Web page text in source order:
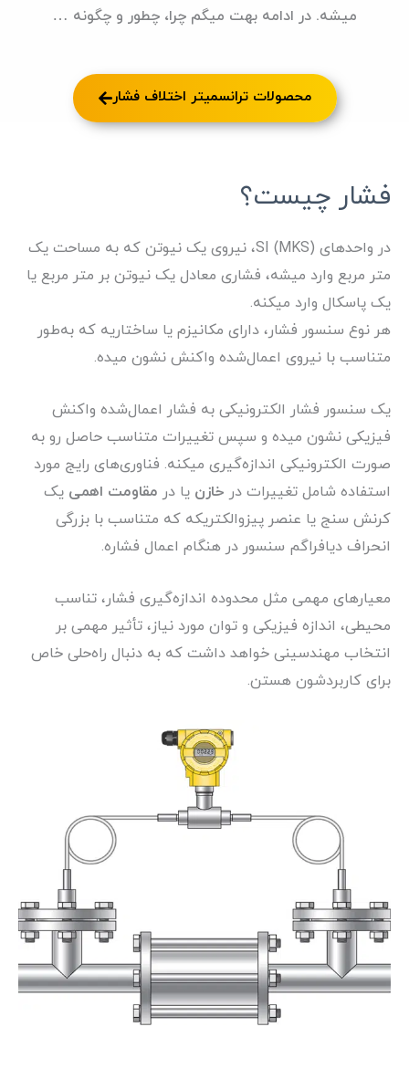
میشه. در ادامه بهت میگم چرا، چطور و چگونه …
محصولات ترانسمیتر اختلاف فشار
فشار چیست؟
در واحدهای SI (MKS)، نیروی یک نیوتن که به مساحت یک
متر مربع وارد میشه، فشاری معادل یک نیوتن بر متر مربع یا
یک پاسکال وارد میکنه.
هر نوع سنسور فشار، دارای مکانیزم یا ساختاریه که به‌طور
متناسب با نیروی اعمال‌شده واکنش نشون میده.
یک سنسور فشار الکترونیکی به فشار اعمال‌شده واکنش
فیزیکی نشون میده و سپس تغییرات متناسب حاصل رو به
صورت الکترونیکی اندازه‌گیری میکنه. فناوری‌های رایج مورد
استفاده شامل تغییرات در خازن یا در مقاومت اهمی یک
کرنش سنج یا عنصر پیزوالکتریکه که متناسب با بزرگی
انحراف دیافراگم سنسور در هنگام اعمال فشاره.
معیارهای مهمی مثل محدوده اندازه‌گیری فشار، تناسب
محیطی، اندازه فیزیکی و توان مورد نیاز، تأثیر مهمی بر
انتخاب مهندسینی خواهد داشت که به دنبال راه‌حلی خاص
برای کاربردشون هستن.